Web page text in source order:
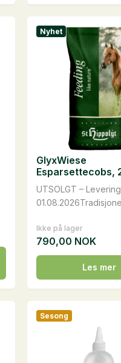
har
flere
varianter.
Alternativene
produktsiden
Ikke på lager
Nyhet
UTSOLGT –
GlyxWiese
Esparsettecobs,
790,00 NOK
Les mer
Sesong